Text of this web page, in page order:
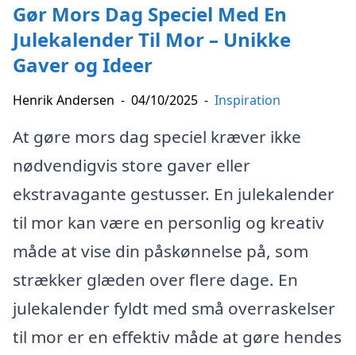
Gør Mors Dag Speciel Med En
Julekalender Til Mor – Unikke
Gaver og Ideer
Henrik Andersen - 04/10/2025 - Inspiration
At gøre mors dag speciel kræver ikke
nødvendigvis store gaver eller
ekstravagante gestusser. En julekalender
til mor kan være en personlig og kreativ
måde at vise din påskønnelse på, som
strækker glæden over flere dage. En
julekalender fyldt med små overraskelser
til mor er en effektiv måde at gøre hendes